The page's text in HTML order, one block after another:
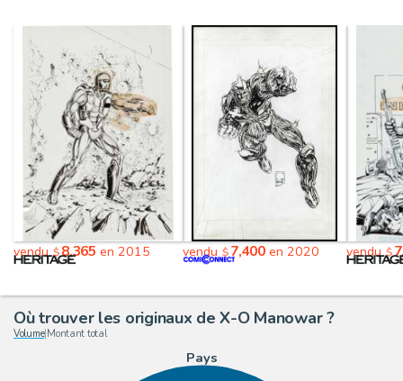
vendu$8,365 en 2015 vendu $7,400en 2020 vendu$
Où trouver les originaux de X-O Manowar ?
Volume| Montant total
Pays